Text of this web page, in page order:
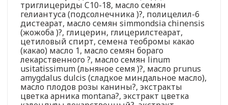
триглицериды C10-18, масло семян
гелиантуса (подсолнечника )?, полицелил-6
дистеарат, масло семян simmondsia chinensis
(жожоба )?, глицерин, глицерилстеарат,
цетиловый спирт, семена теобромы какао
(какао) масло 1, масло семян бораго
лекарственного ?, масло семян linum
usitatissimum (льняное семя )?, масло prunus
amygdalus dulcis (сладкое миндальное масло),
масло плодов розы канины?, экстракты
цветка арника montana?, экстракт цветка